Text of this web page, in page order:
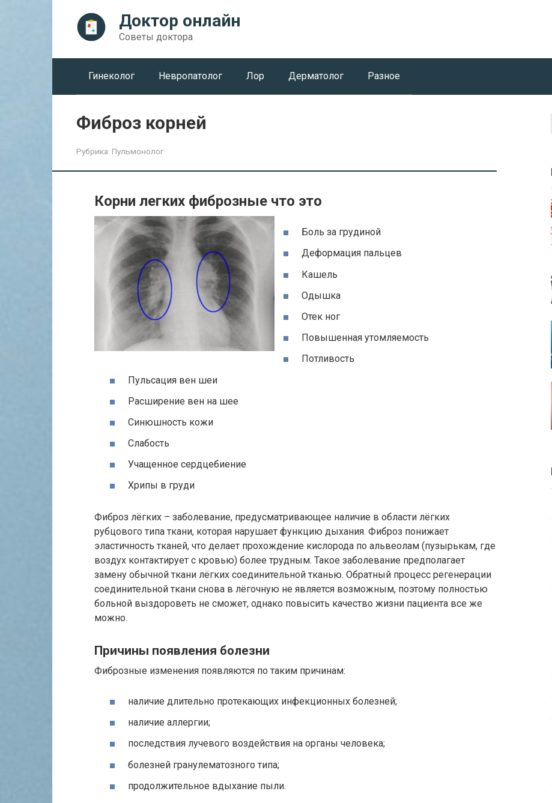
Доктор онлайн
Советы доктора
Гинеколог Невропатолог Лор Дерматолог Разное
Фиброз корней
Рубрика: Пульмонолог
Корни легких фиброзные что это
Боль за грудиной
Деформация пальцев
Кашель
Одышка
Отек ног
Повышенная утомляемость
Потливость
Пульсация вен шеи
Расширение вен на шее
Синюшность кожи
Слабость
Учащенное сердцебиение
Хрипы в груди
Фиброз лёгких – заболевание, предусматривающее наличие в области лёгких
рубцового типа ткани, которая нарушает функцию дыхания. Фиброз понижает
эластичность тканей, что делает прохождение кислорода по альвеолам (пузырькам, где
воздух контактирует с кровью) более трудным. Такое заболевание предполагает
замену обычной ткани лёгких соединительной тканью. Обратный процесс регенерации
соединительной ткани снова в лёгочную не является возможным, поэтому полностью
больной выздороветь не сможет, однако повысить качество жизни пациента все же
можно.
Причины появления болезни
Фиброзные изменения появляются по таким причинам:
наличие длительно протекающих инфекционных болезней;
наличие аллергии;
последствия лучевого воздействия на органы человека;
болезней гранулематозного типа;
продолжительное вдыхание пыли.